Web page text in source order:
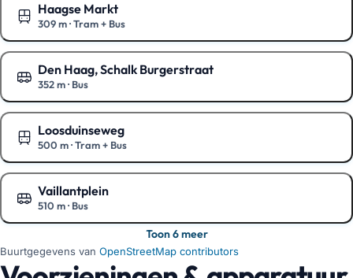
Haagse Markt
309 m·Tram + Bus
Toon op de kaart
Den Haag, Schalk Burgerstraat
352 m· Bus
Toon op de kaart
Loosduinseweg
500 m·Tram + Bus
Toon op de kaart
Vaillantplein
510 m· Bus
Toon op de kaart
Toon 6 meer
Buurtgegevens van OpenStreetMap contributors